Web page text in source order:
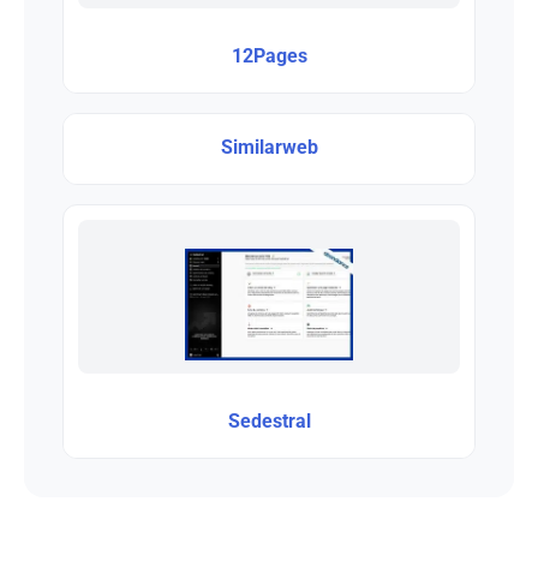
12Pages
Similarweb
Sedestral